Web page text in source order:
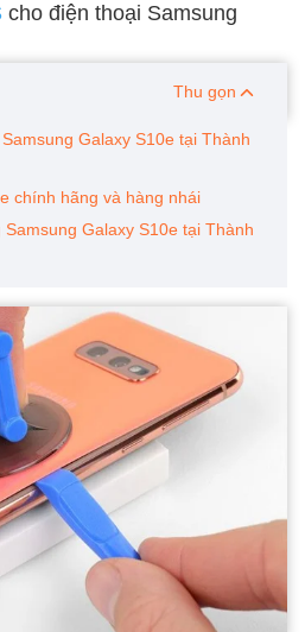
cho điện thoại Samsung
Thu gọn
Galaxy S10e tại Thành
chính hãng và hàng nhái
Galaxy S10e tại Thành